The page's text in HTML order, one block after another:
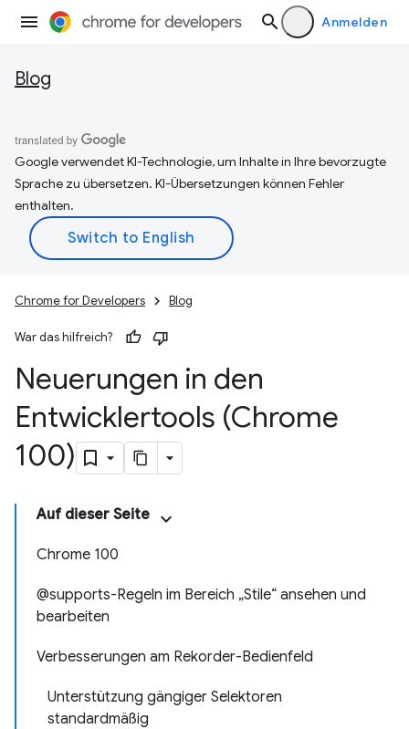
Anmelden
Blog
Google verwendet KI-Technologie, um Inhalte in Ihre bevorzugte
Sprache zu übersetzen. KI-Übersetzungen können Fehler
enthalten.
Chrome for Developers Blog
War das hilfreich?
Neuerungen in den
Entwicklertools (Chrome
100)
Auf dieser Seite
Chrome 100
@supports-Regeln im Bereich „Stile“ ansehen und
bearbeiten
Verbesserungen am Rekorder-Bedienfeld
Unterstützung gängiger Selektoren
standardmäßig